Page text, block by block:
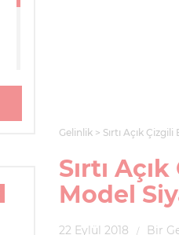
Gelinlik Sırtı Açık
Sırtı
Model
22 Eylül 2018 Bir